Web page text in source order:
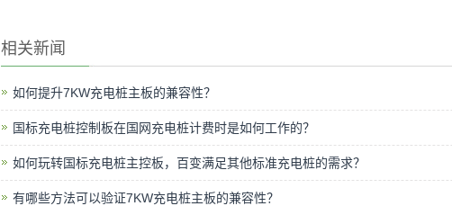
相关新闻
如何提升7KW充电桩主板的兼容性？
国标充电桩控制板在国网充电桩计费时是如何工作的？
如何玩转国标充电桩主控板，百变满足其他标准充电桩的需求？
有哪些方法可以验证7KW充电桩主板的兼容性？